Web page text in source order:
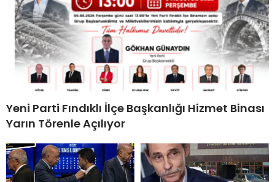
Yeni Parti Fındıklı İlçe Başkanlığı Hizmet Binası
Yarın Törenle Açılıyor